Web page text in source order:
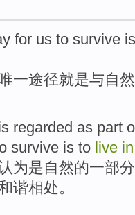
for us to survive is
一途径就是与自然
regarded as part
survive is to live
为是 自然的一部
谐相处。